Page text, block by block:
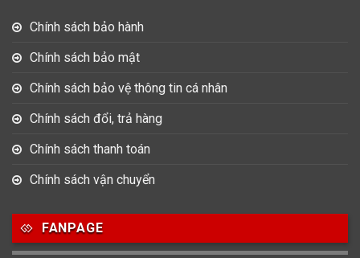
Chính sách bảo hành
Chính sách bảo mật
Chính sách bảo vệ thông tin cá nhân
Chính sách đổi, trả hàng
Chính sách thanh toán
Chính sách vận chuyển
FANPAGE